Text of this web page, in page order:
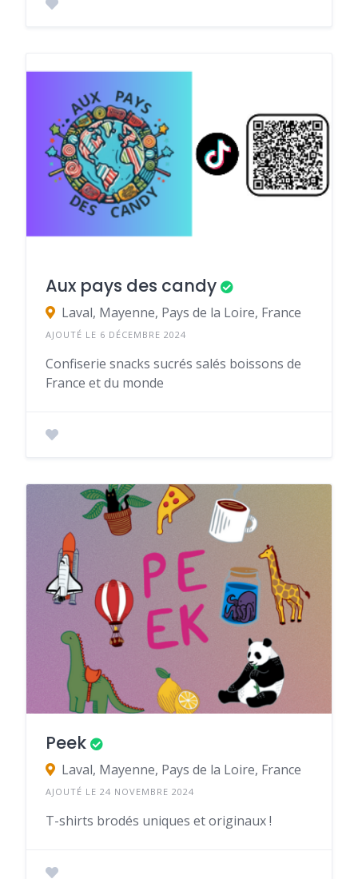
Aux pays des candy
Laval, Mayenne, Pays de la Loire, France
AJOUTÉ LE 6 DÉCEMBRE 2024
Confiserie snacks sucrés salés boissons de
France et du monde
Peek
Laval, Mayenne, Pays de la Loire, France
AJOUTÉ LE 24 NOVEMBRE 2024
T-shirts brodés uniques et originaux !